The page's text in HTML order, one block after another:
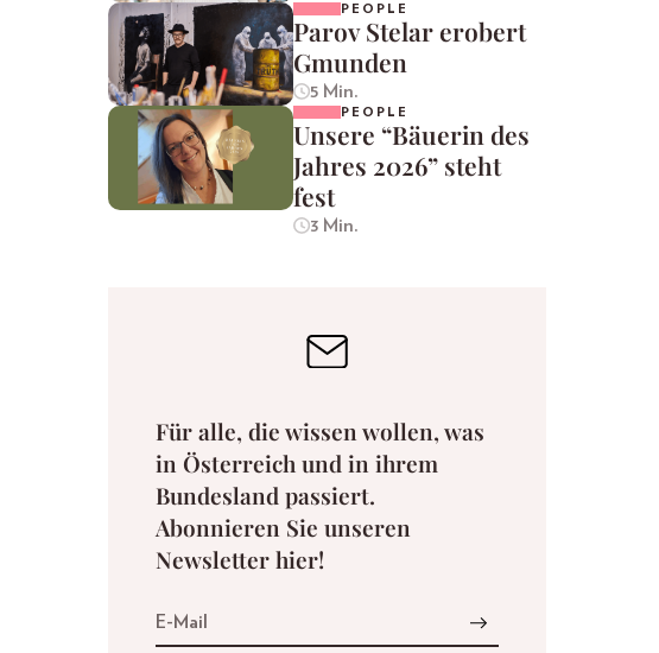
PEOPLE
Parov Stelar erobert
Gmunden
5 Min.
PEOPLE
Unsere “Bäuerin des
Jahres 2026” steht
fest
3 Min.
Für alle, die wissen wollen, was
in Österreich und in ihrem
Bundesland passiert.
Abonnieren Sie unseren
Newsletter hier!